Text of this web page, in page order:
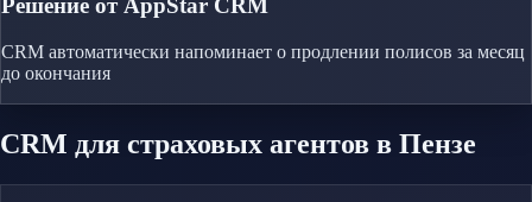
Решение от AppStar CRM
CRM автоматически напоминает о продлении полисов за месяц
до окончания
CRM для страховых агентов в Пензе